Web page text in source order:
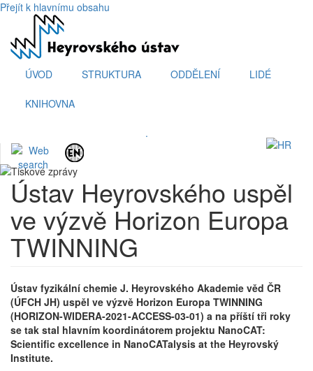
Přejít k hlavnímu obsahu
ÚVOD STRUKTURA ODDĚLENÍ LIDÉ
KNIHOVNA
.
Ústav Heyrovského uspěl
ve výzvě Horizon Europa
TWINNING
Ústav fyzikální chemie J. Heyrovského Akademie věd ČR
(ÚFCH JH) uspěl ve výzvě Horizon Europa TWINNING
(HORIZON-WIDERA-2021-ACCESS-03-01) a na příští tři roky
se tak stal hlavním koordinátorem projektu NanoCAT:
Scientific excellence in NanoCATalysis at the Heyrovský
Institute.